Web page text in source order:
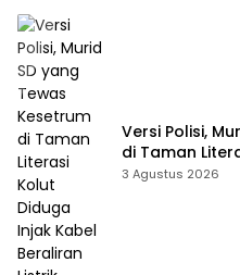
Versi Polisi,
di Taman
Beraliran Listrik
3 Agustus 2026